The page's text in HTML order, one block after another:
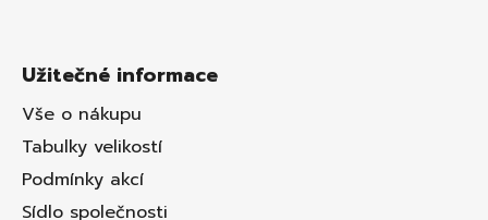
Užitečné informace
Vše o nákupu
Tabulky velikostí
Podmínky akcí
Sídlo společnosti